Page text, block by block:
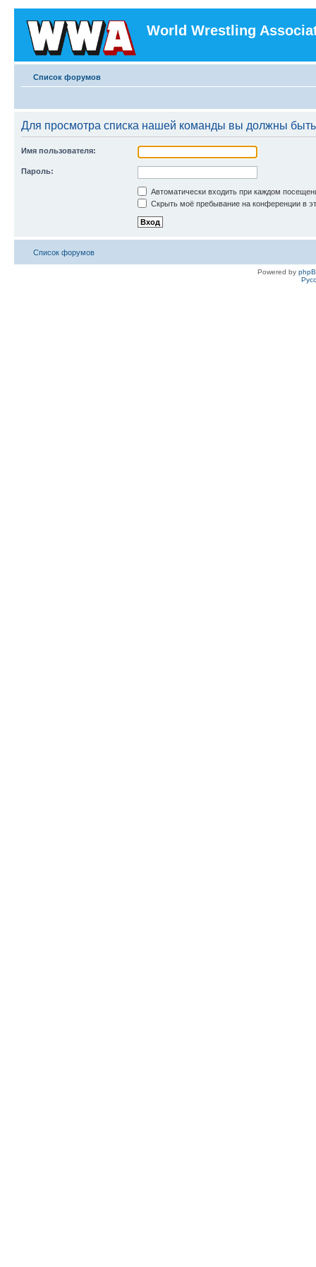
World Wrestling
Список форумов
Для просмотра списка нашей команды вы должны
Имя пользователя:
Пароль:
Автоматически входить при каждом
Скрыть моё пребывание на конференции в
Список форумов
Powered by